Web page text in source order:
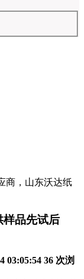
商，山东沃达纸
样品先试后
03:05:54 36 次浏